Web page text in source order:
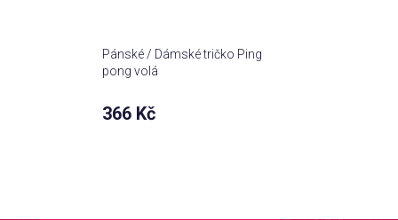
Pánské / Dámské tričko Ping
pong volá
366 Kč